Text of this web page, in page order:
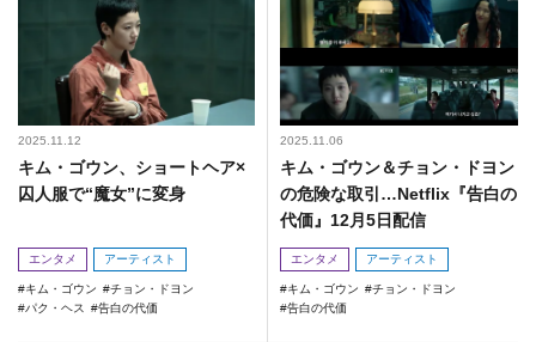
2025.11.12
キム・ゴウン、ショートヘア×
囚人服で“魔女”に変身
エンタメ アーティスト
キム・ゴウン
チョン・ドヨン
パク・ヘス
告白の代価
2025.11.06
キム・ゴウン＆チョン・ドヨン
の危険な取引…Netflix『告白の
代価』12月5日配信
エンタメ アーティスト
キム・ゴウン
チョン・ドヨン
告白の代価